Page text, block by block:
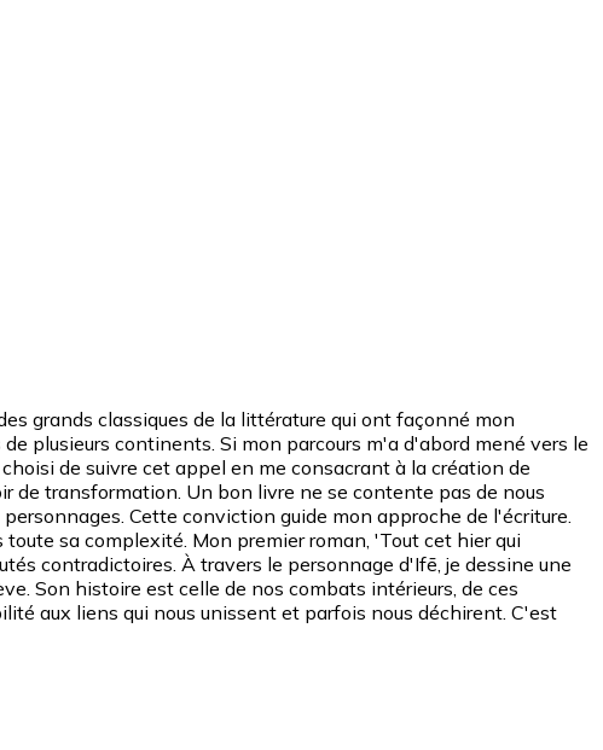
grands classiques de la littérature qui ont façonné mon
plusieurs continents. Si mon parcours m'a d'abord mené vers le
de suivre cet appel en me consacrant à la création de
de transformation. Un bon livre ne se contente pas de nous
Cette conviction guide mon approche de l'écriture.
sa complexité. Mon premier roman, 'Tout cet hier qui
contradictoires. À travers le personnage d'Ifē, je dessine une
Son histoire est celle de nos combats intérieurs, de ces
aux liens qui nous unissent et parfois nous déchirent. C'est